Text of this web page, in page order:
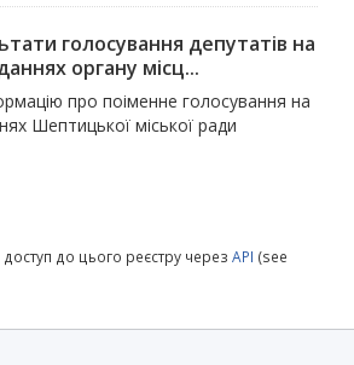
голосування депутатів на
органу місц...
про поіменне голосування на
Шептицької міської ради
до цього реєстру через API (see